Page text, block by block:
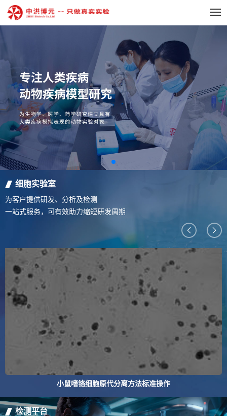
细胞实验室
为客户提供研发、分析及检测
一站式服务，可有效助力缩短研发周期
小鼠嗜铬细胞原代分离方法标准操作
检测平台